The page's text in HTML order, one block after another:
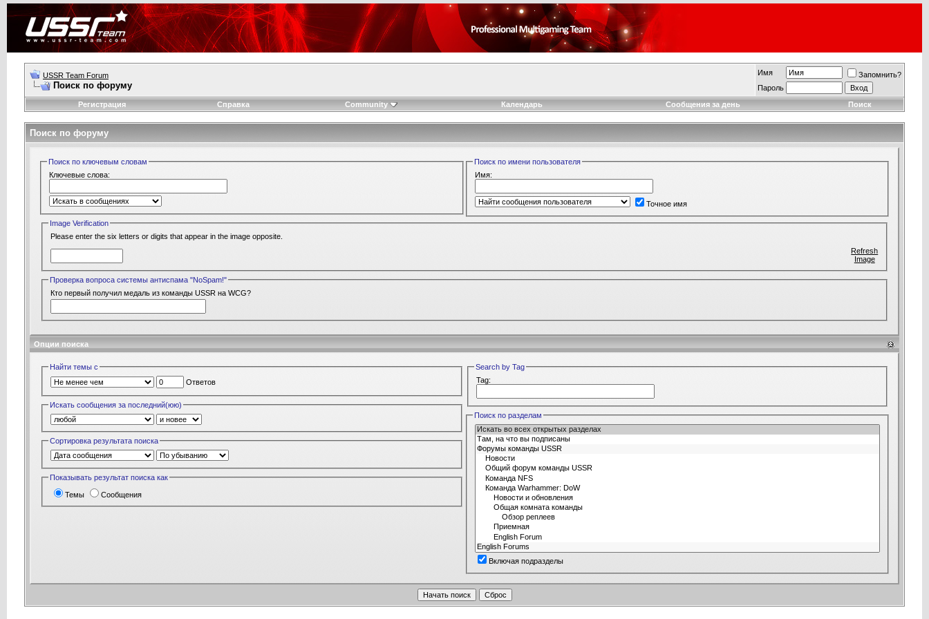
USSR Team Forum
Поиск по форуму
Имя
Запомнить?
Пароль
Регистрация
Справка Community Календарь Сообщения за день Поиск
Поиск по форуму
Поиск по ключевым словам
Ключевые слова:
Поиск по имени пользователя
Имя:
Точное имя
Image Verification
Please enter the six letters or digits that appear in the image opposite.
Refresh
Image
Проверка вопроса системы антиспама "NoSpam!"
Кто первый получил медаль из команды USSR на WCG?
Опции поиска
Найти темы с
Ответов
Искать сообщения за последний(юю)
Сортировка результата поиска
Показывать результат поиска как
Темы Сообщения
Search by Tag
Tag:
Поиск по разделам
Включая подразделы